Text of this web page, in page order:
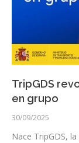
TripGDS
en grupo
30/09/2025
Nace TripGDS,